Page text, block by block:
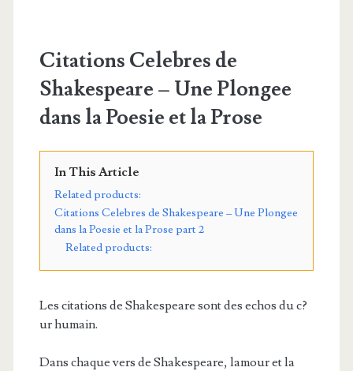
Citations Celebres de
Shakespeare – Une Plongee
dans la Poesie et la Prose
In This Article
Related products:
Citations Celebres de Shakespeare – Une Plongee
dans la Poesie et la Prose part 2
Related products:
Les citations de Shakespeare sont des echos du c?
ur humain.
Dans chaque vers de Shakespeare, lamour et la